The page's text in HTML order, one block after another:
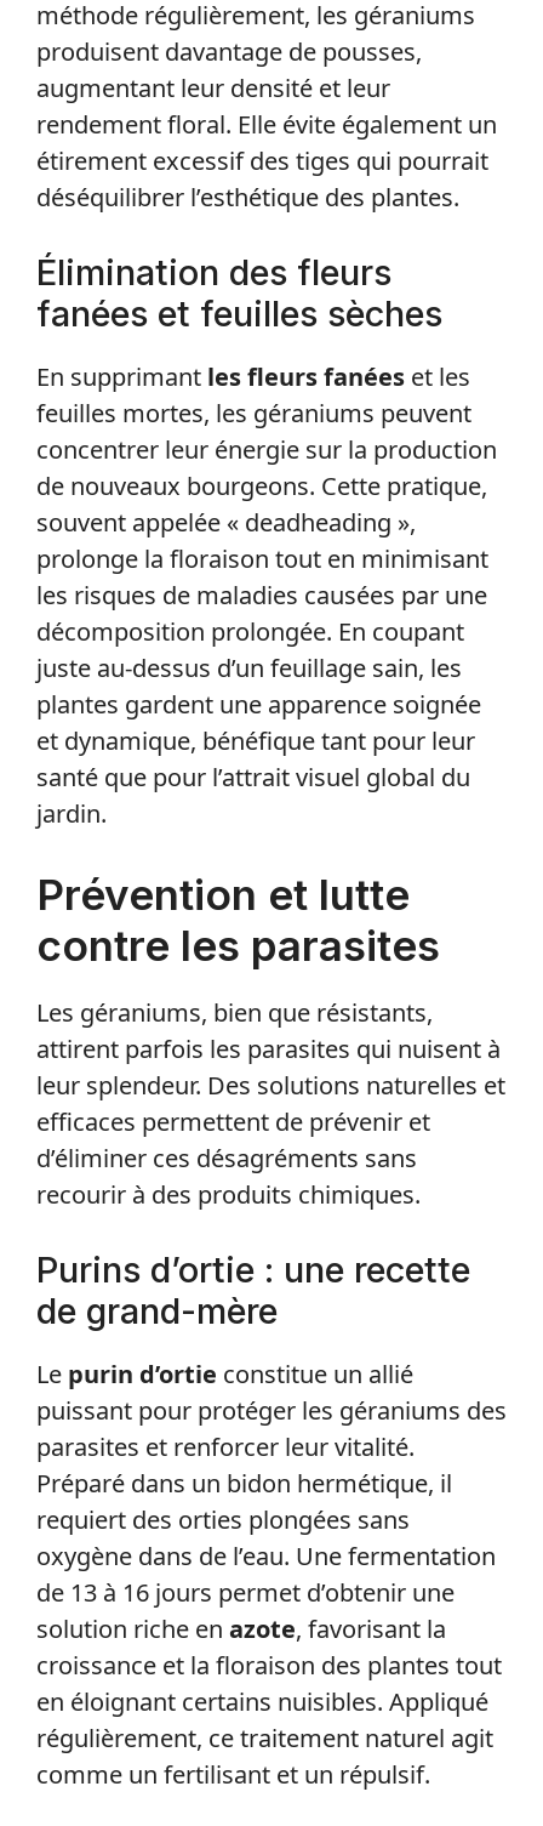
méthode régulièrement, les géraniums
produisent davantage de pousses,
augmentant leur densité et leur
rendement floral. Elle évite également un
étirement excessif des tiges qui pourrait
déséquilibrer l’esthétique des plantes.
Élimination des fleurs
fanées et feuilles sèches
En supprimant les fleurs fanées et les
feuilles mortes, les géraniums peuvent
concentrer leur énergie sur la production
de nouveaux bourgeons. Cette pratique,
souvent appelée « deadheading »,
prolonge la floraison tout en minimisant
les risques de maladies causées par une
décomposition prolongée. En coupant
juste au-dessus d’un feuillage sain, les
plantes gardent une apparence soignée
et dynamique, bénéfique tant pour leur
santé que pour l’attrait visuel global du
jardin.
Prévention et lutte
contre les parasites
Les géraniums, bien que résistants,
attirent parfois les parasites qui nuisent à
leur splendeur. Des solutions naturelles et
efficaces permettent de prévenir et
d’éliminer ces désagréments sans
recourir à des produits chimiques.
Purins d’ortie : une recette
de grand-mère
Le purin d’ortie constitue un allié
puissant pour protéger les géraniums des
parasites et renforcer leur vitalité.
Préparé dans un bidon hermétique, il
requiert des orties plongées sans
oxygène dans de l’eau. Une fermentation
de 13 à 16 jours permet d’obtenir une
solution riche en azote, favorisant la
croissance et la floraison des plantes tout
en éloignant certains nuisibles. Appliqué
régulièrement, ce traitement naturel agit
comme un fertilisant et un répulsif.